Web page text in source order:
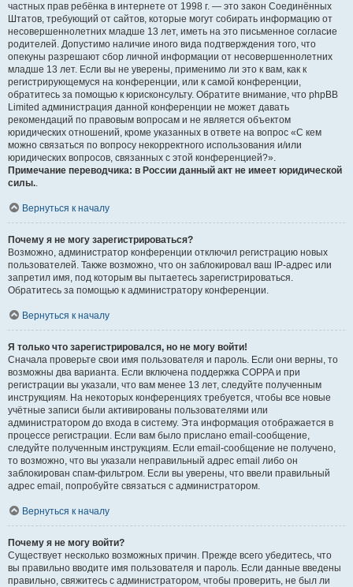
частных прав ребёнка в интернете от 1998 г. — это закон Соединённых
Штатов, требующий от сайтов, которые могут собирать информацию от
несовершеннолетних младше 13 лет, иметь на это письменное согласие
родителей. Допустимо наличие иного вида подтверждения того, что
опекуны разрешают сбор личной информации от несовершеннолетних
младше 13 лет. Если вы не уверены, применимо ли это к вам, как к
регистрирующемуся на конференции, или к самой конференции,
обратитесь за помощью к юрисконсульту. Обратите внимание, что phpBB
Limited администрация данной конференции не может давать
рекомендаций по правовым вопросам и не является объектом
юридических отношений, кроме указанных в ответе на вопрос «С кем
можно связаться по вопросу некорректного использования и/или
юридических вопросов, связанных с этой конференцией?».
Примечание переводчика: в России данный акт не имеет юридической
силы..
Вернуться к началу
Почему я не могу зарегистрироваться?
Возможно, администратор конференции отключил регистрацию новых
пользователей. Также возможно, что он заблокировал ваш IP-адрес или
запретил имя, под которым вы пытаетесь зарегистрироваться.
Обратитесь за помощью к администратору конференции.
Вернуться к началу
Я только что зарегистрировался, но не могу войти!
Сначала проверьте свои имя пользователя и пароль. Если они верны, то
возможны два варианта. Если включена поддержка COPPA и при
регистрации вы указали, что вам менее 13 лет, следуйте полученным
инструкциям. На некоторых конференциях требуется, чтобы все новые
учётные записи были активированы пользователями или
администратором до входа в систему. Эта информация отображается в
процессе регистрации. Если вам было прислано email-сообщение,
следуйте полученным инструкциям. Если email-сообщение не получено,
то возможно, что вы указали неправильный адрес email либо он
заблокирован спам-фильтром. Если вы уверены, что ввели правильный
адрес email, попробуйте связаться с администратором.
Вернуться к началу
Почему я не могу войти?
Существует несколько возможных причин. Прежде всего убедитесь, что
вы правильно вводите имя пользователя и пароль. Если данные введены
правильно, свяжитесь с администратором, чтобы проверить, не был ли